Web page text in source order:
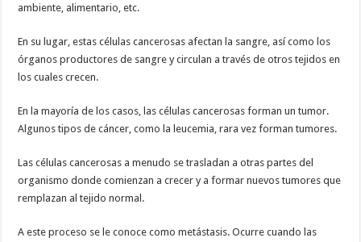
ambiente, alimentario, etc.
En su lugar, estas células cancerosas afectan la sangre, así como los
órganos productores de sangre y circulan a través de otros tejidos en
los cuales crecen.
En la mayoría de los casos, las células cancerosas forman un tumor.
Algunos tipos de cáncer, como la leucemia, rara vez forman tumores.
Las células cancerosas a menudo se trasladan a otras partes del
organismo donde comienzan a crecer y a formar nuevos tumores que
remplazan al tejido normal.
A este proceso se le conoce como metástasis. Ocurre cuando las